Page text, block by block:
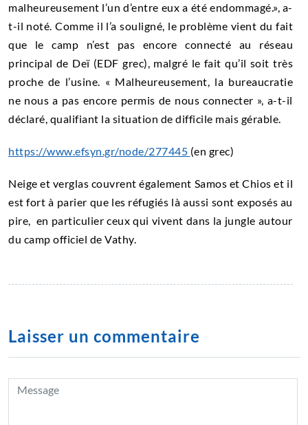
malheureusement l’un d’entre eux a été endommagé.», a-
t-il noté. Comme il l’a souligné, le problème vient du fait
que le camp n’est pas encore connecté au réseau
principal de Deï (EDF grec), malgré le fait qu’il soit très
proche de l’usine. « Malheureusement, la bureaucratie
ne nous a pas encore permis de nous connecter », a-t-il
déclaré, qualifiant la situation de difficile mais gérable.
https://www.efsyn.gr/node/277445 (en grec)
Neige et verglas couvrent également Samos et Chios et il
est fort à parier que les réfugiés là aussi sont exposés au
pire, en particulier ceux qui vivent dans la jungle autour
du camp officiel de Vathy.
Laisser un commentaire